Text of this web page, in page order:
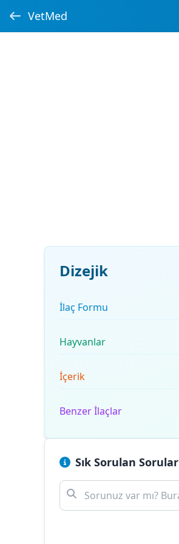
VetMed
Dizejik
İlaç Formu
Hayvanlar
İçerik
Benzer İlaçlar
Sık Sorulan Sorular